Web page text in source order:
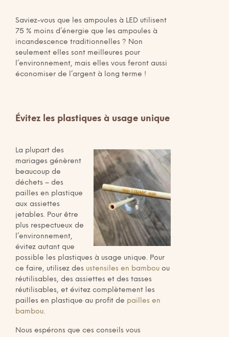
Saviez-vous que les ampoules à LED utilisent
75 % moins d’énergie que les ampoules à
incandescence traditionnelles ? Non
seulement elles sont meilleures pour
l’environnement, mais elles vous feront aussi
économiser de l’argent à long terme !
Évitez les plastiques à usage unique
La plupart des
mariages génèrent
beaucoup de
déchets – des
pailles en plastique
aux assiettes
jetables. Pour être
plus respectueux de
l’environnement,
évitez autant que
possible les plastiques à usage unique. Pour
ce faire, utilisez des ustensiles en bambou ou
réutilisables, des assiettes et des tasses
réutilisables, et évitez complètement les
pailles en plastique au profit de pailles en
bambou.
Nous espérons que ces conseils vous